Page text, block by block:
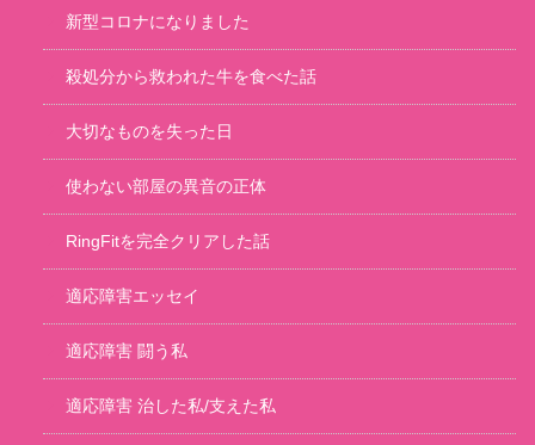
新型コロナになりました
殺処分から救われた牛を食べた話
大切なものを失った日
使わない部屋の異音の正体
RingFitを完全クリアした話
適応障害エッセイ
適応障害 闘う私
適応障害 治した私/支えた私